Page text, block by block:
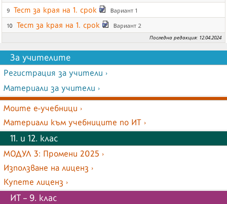
9 Тест за края на 1. срок Вариант 1
10 Тест за края на 1. срок Вариант 2
Последна редакция: 12.04.2024
За учителите
Регистрация за учители ›
Материали за учители ›
Моите е-учебници ›
Материали към учебниците по ИТ ›
11. и 12. клас
МОДУЛ 3: Промени 2025 ›
Използване на лиценз ›
Купете лиценз ›
ИТ – 9. клас